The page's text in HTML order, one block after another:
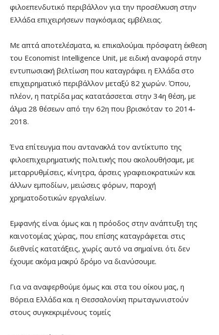
φιλοεπενδυτικό περιβάλλον για την προσέλκυση στην
Ελλάδα επιχειρήσεων παγκόσμιας εμβέλειας.
Με απτά αποτελέσματα, κι επικαλούμαι πρόσφατη έκθεση
του Economist Intelligence Unit, με ειδική αναφορά στην
εντυπωσιακή βελτίωση που καταγράφει η Ελλάδα στο
επιχειρηματικό περιβάλλον μεταξύ 82 χωρών. Όπου,
πλέον, η πατρίδα μας κατατάσσεται στην 34η θέση, με
άλμα 28 θέσεων από την 62η που βρισκόταν το 2014-
2018.
Ένα επίτευγμα που αντανακλά τον αντίκτυπο της
φιλοεπιχειρηματικής πολιτικής που ακολουθήσαμε, με
μεταρρυθμίσεις, κίνητρα, άρσεις γραφειοκρατικών και
άλλων εμποδίων, μειώσεις φόρων, παροχή
χρηματοδοτικών εργαλείων.
Εμφανής είναι όμως και η πρόοδος στην ανάπτυξη της
καινοτομίας χώρας, που επίσης καταγράφεται στις
διεθνείς κατατάξεις, χωρίς αυτό να σημαίνει ότι δεν
έχουμε ακόμα μακρύ δρόμο να διανύσουμε.
Για να αναφερθούμε όμως και στα του οίκου μας, η
Βόρεια Ελλάδα και η Θεσσαλονίκη πρωταγωνιστούν
στους συγκεκριμένους τομείς